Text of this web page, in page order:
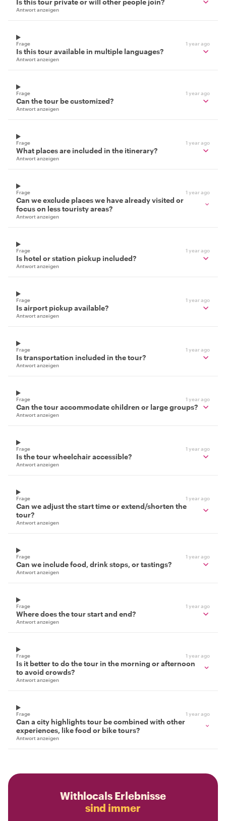
Is this tour private or will other people join?
Antwort anzeigen
Frage 1 year ago
Is this tour available in multiple languages?
Antwort anzeigen
Frage 1 year ago
Can the tour be customized?
Antwort anzeigen
Frage 1 year ago
What places are included in the itinerary?
Antwort anzeigen
Frage 1 year ago
Can we exclude places we have already visited or
focus on less touristy areas?
Antwort anzeigen
Frage 1 year ago
Is hotel or station pickup included?
Antwort anzeigen
Frage 1 year ago
Is airport pickup available?
Antwort anzeigen
Frage 1 year ago
Is transportation included in the tour?
Antwort anzeigen
Frage 1 year ago
Can the tour accommodate children or large groups?
Antwort anzeigen
Frage 1 year ago
Is the tour wheelchair accessible?
Antwort anzeigen
Frage 1 year ago
Can we adjust the start time or extend/shorten the
tour?
Antwort anzeigen
Frage 1 year ago
Can we include food, drink stops, or tastings?
Antwort anzeigen
Frage 1 year ago
Where does the tour start and end?
Antwort anzeigen
Frage 1 year ago
Is it better to do the tour in the morning or afternoon
to avoid crowds?
Antwort anzeigen
Frage 1 year ago
Can a city highlights tour be combined with other
experiences, like food or bike tours?
Antwort anzeigen
Withlocals Erlebnisse
sind immer